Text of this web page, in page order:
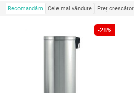
Recomandăm Cele mai vândute Preț crescător
-28%